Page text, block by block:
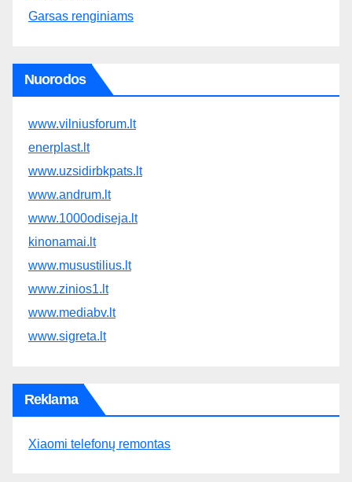
Garsas renginiams
Nuorodos
www.vilniusforum.lt
enerplast.lt
www.uzsidirbkpats.lt
www.andrum.lt
www.1000odiseja.lt
kinonamai.lt
www.musustilius.lt
www.zinios1.lt
www.mediabv.lt
www.sigreta.lt
Reklama
Xiaomi telefonų remontas